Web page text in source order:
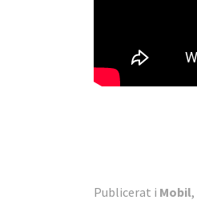
Publicerat i Mobil,